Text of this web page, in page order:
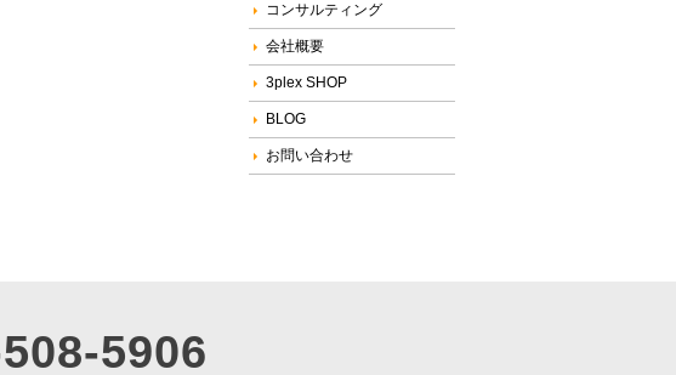
コンサルティング
会社概要
3plex SHOP
BLOG
お問い合わせ
5906